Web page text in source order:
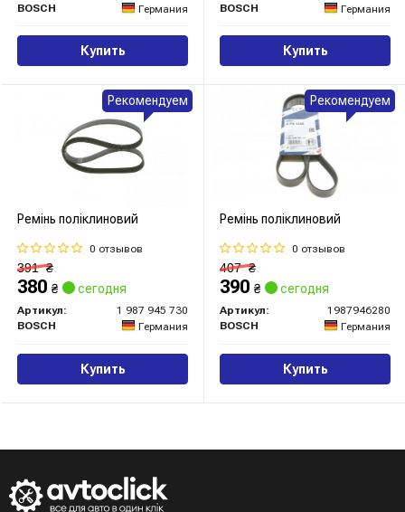
BOSCH
Германия
Купить
BOSCH
Германия
Купить
Ремінь поліклиновий
0 отзывов
391₴
380 ₴ сегодня
Артикул:
1 987 945 730
BOSCH
Германия
Купить
Рекомендуем
Ремінь поліклиновий
0 отзывов
407₴
390 ₴ сегодня
Артикул:
1987946280
BOSCH
Германия
Купить
Рекомендуем